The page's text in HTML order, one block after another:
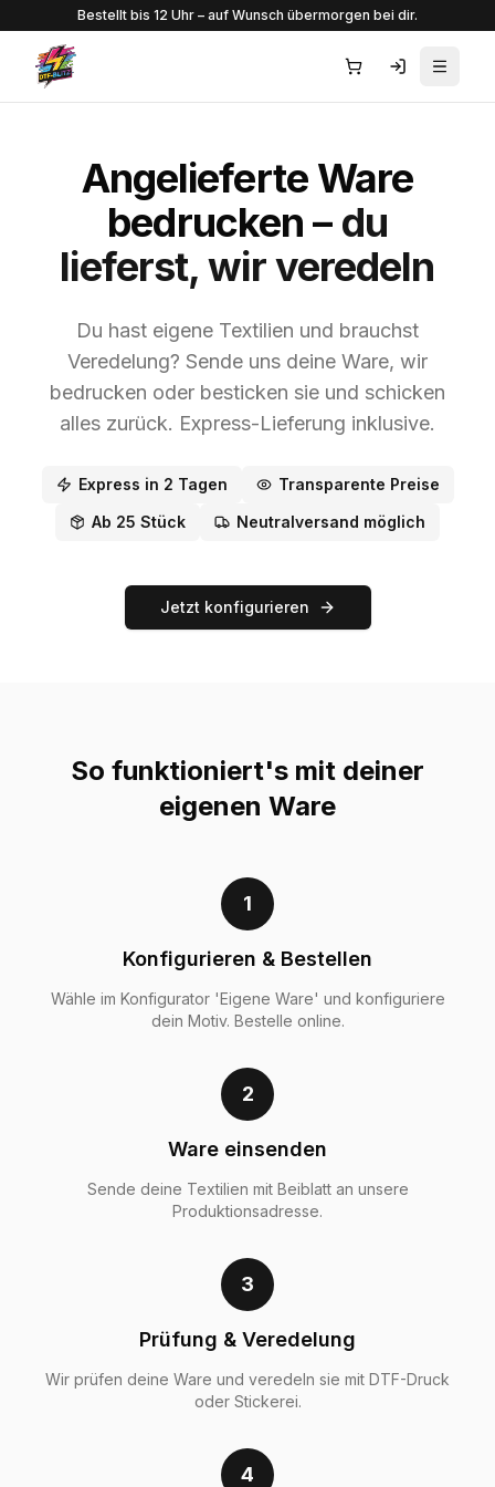
Bestellt bis 12 Uhr – auf Wunsch übermorgen bei dir.
Menü
Angelieferte Ware
bedrucken – du
lieferst, wir veredeln
Du hast eigene Textilien und brauchst
Veredelung? Sende uns deine Ware, wir
bedrucken oder besticken sie und schicken
alles zurück. Express-Lieferung inklusive.
Express in 2 Tagen
Transparente Preise
Ab 25 Stück
Neutralversand möglich
Jetzt konfigurieren
So funktioniert's mit deiner
eigenen Ware
1
Konfigurieren & Bestellen
Wähle im Konfigurator 'Eigene Ware' und konfiguriere
dein Motiv. Bestelle online.
2
Ware einsenden
Sende deine Textilien mit Beiblatt an unsere
Produktionsadresse.
3
Prüfung & Veredelung
Wir prüfen deine Ware und veredeln sie mit DTF-Druck
oder Stickerei.
4